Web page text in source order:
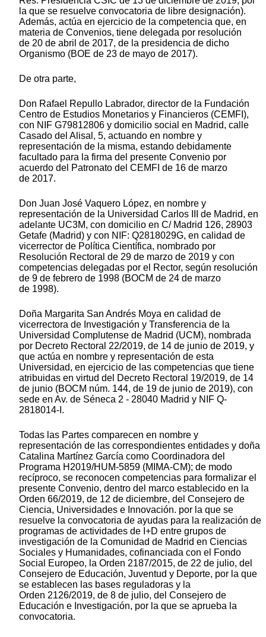
la que se resuelve convocatoria de libre designación).
Además, actúa en ejercicio de la competencia que, en
materia de Convenios, tiene delegada por resolución
de 20 de abril de 2017, de la presidencia de dicho
Organismo (BOE de 23 de mayo de 2017).
De otra parte,
Don Rafael Repullo Labrador, director de la Fundación
Centro de Estudios Monetarios y Financieros (CEMFI),
con NIF G79812806 y domicilio social en Madrid, calle
Casado del Alisal, 5, actuando en nombre y
representación de la misma, estando debidamente
facultado para la firma del presente Convenio por
acuerdo del Patronato del CEMFI de 16 de marzo
de 2017.
Don Juan José Vaquero López, en nombre y
representación de la Universidad Carlos III de Madrid, en
adelante UC3M, con domicilio en C/ Madrid 126, 28903
Getafe (Madrid) y con NIF: Q2818029G, en calidad de
vicerrector de Política Científica, nombrado por
Resolución Rectoral de 29 de marzo de 2019 y con
competencias delegadas por el Rector, según resolución
de 9 de febrero de 1998 (BOCM de 24 de marzo
de 1998).
Doña Margarita San Andrés Moya en calidad de
vicerrectora de Investigación y Transferencia de la
Universidad Complutense de Madrid (UCM), nombrada
por Decreto Rectoral 22/2019, de 14 de junio de 2019, y
que actúa en nombre y representación de esta
Universidad, en ejercicio de las competencias que tiene
atribuidas en virtud del Decreto Rectoral 19/2019, de 14
de junio (BOCM núm. 144, de 19 de junio de 2019), con
sede en Av. de Séneca 2 - 28040 Madrid y NIF Q-
2818014-I.
Todas las Partes comparecen en nombre y
representación de las correspondientes entidades y doña
Catalina Martínez García como Coordinadora del
Programa H2019/HUM-5859 (MIMA-CM); de modo
recíproco, se reconocen competencias para formalizar el
presente Convenio, dentro del marco establecido en la
Orden 66/2019, de 12 de diciembre, del Consejero de
Ciencia, Universidades e Innovación. por la que se
resuelve la convocatoria de ayudas para la realización de
programas de actividades de I+D entre grupos de
investigación de la Comunidad de Madrid en Ciencias
Sociales y Humanidades, cofinanciada con el Fondo
Social Europeo, la Orden 2187/2015, de 22 de julio, del
Consejero de Educación, Juventud y Deporte, por la que
se establecen las bases reguladoras y la
Orden 2126/2019, de 8 de julio, del Consejero de
Educación e Investigación, por la que se aprueba la
convocatoria.